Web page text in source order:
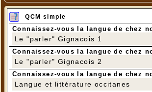
QCM simple
Connaissez-vous la langue de chez
Le "parler" Gignacois 1
Connaissez-vous la langue de chez
Le "parler" Gignacois 2
Connaissez-vous la langue de chez
Langue et littérature occitanes